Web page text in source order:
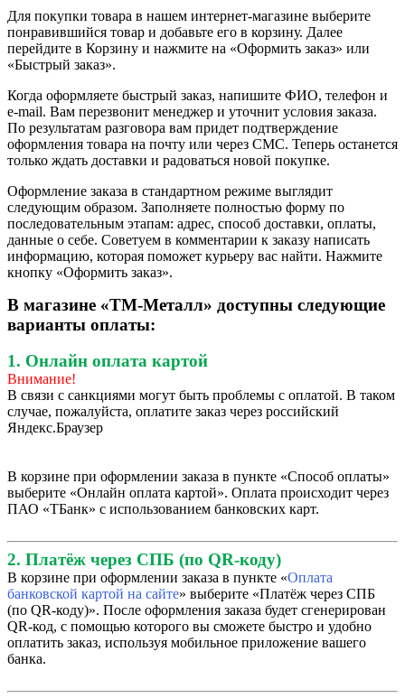
Для покупки товара в нашем интернет-магазине выберите
понравившийся товар и добавьте его в корзину. Далее
перейдите в Корзину и нажмите на «Оформить заказ» или
«Быстрый заказ».
Когда оформляете быстрый заказ, напишите ФИО, телефон и
e-mail. Вам перезвонит менеджер и уточнит условия заказа.
По результатам разговора вам придет подтверждение
оформления товара на почту или через СМС. Теперь останется
только ждать доставки и радоваться новой покупке.
Оформление заказа в стандартном режиме выглядит
следующим образом. Заполняете полностью форму по
последовательным этапам: адрес, способ доставки, оплаты,
данные о себе. Советуем в комментарии к заказу написать
информацию, которая поможет курьеру вас найти. Нажмите
кнопку «Оформить заказ».
В магазине «ТМ-Металл» доступны следующие
варианты оплаты:
1. Онлайн оплата картой
Внимание!
В связи с санкциями могут быть проблемы с оплатой. В таком
случае, пожалуйста, оплатите заказ через российский
Яндекс.Браузер
В корзине при оформлении заказа в пункте «Способ оплаты»
выберите «Онлайн оплата картой». Оплата происходит через
ПАО «ТБанк» с использованием банковских карт.
2. Платёж через СПБ (по QR-коду)
В корзине при оформлении заказа в пункте «Оплата
банковской картой на сайте» выберите «Платёж через СПБ
(по QR-коду)». После оформления заказа будет сгенерирован
QR-код, с помощью которого вы сможете быстро и удобно
оплатить заказ, используя мобильное приложение вашего
банка.